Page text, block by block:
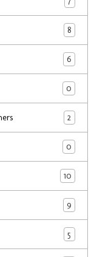
8
6
0
2
0
10
9
5